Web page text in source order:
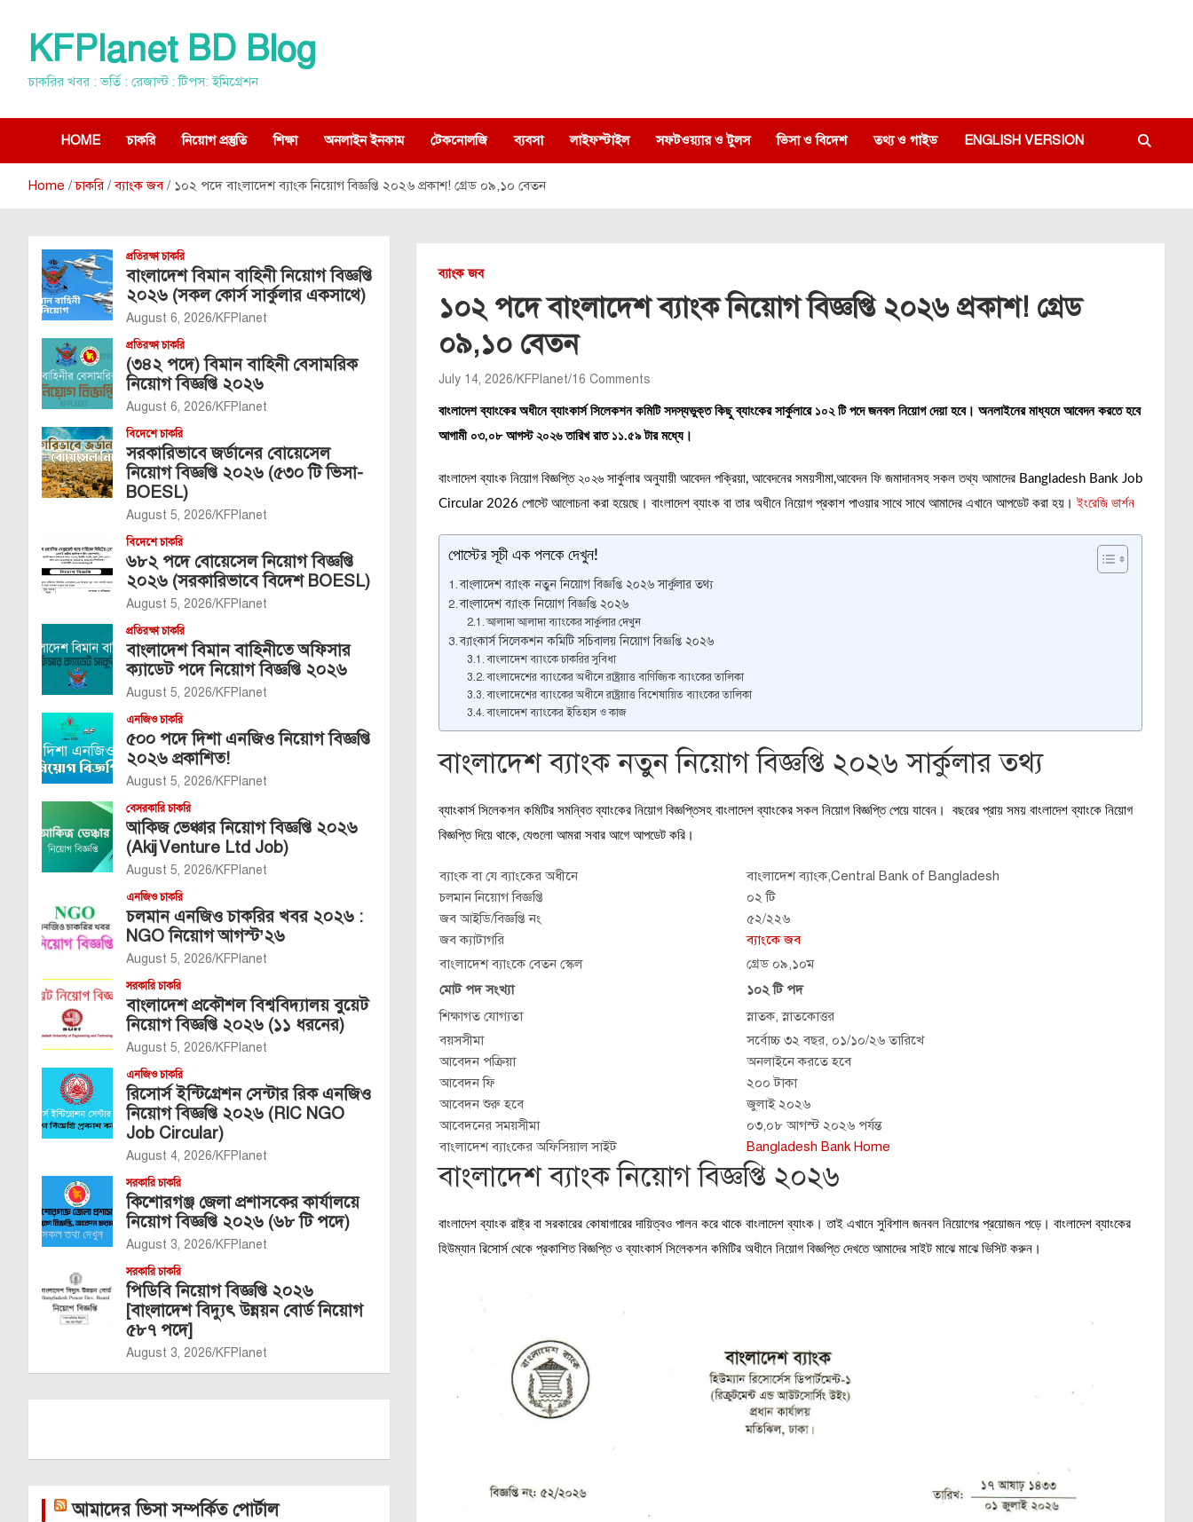
contentKFPlanet BD Blog
চাকরির খবর : ভর্তি : রেজাল্ট : টিপস: ইমিগ্রেশন
HOME চাকরি নিয়োগ প্রস্তুতি শিক্ষা অনলাইন ইনকাম টেকনোলজি ব্যবসা লাইফস্টাইল সফটওয়্যার ও টুলস ভিসা ও বিদেশ তথ্য ও গাইড ENGLISH VERSION
Home চাকরি ব্যাংক জব ১০২ পদে বাংলাদেশ ব্যাংক নিয়োগ বিজ্ঞপ্তি ২০২৬ প্রকাশ! গ্রেড ০৯,১০ বেতন
ব্যাংক জব
১০২ পদে বাংলাদেশ ব্যাংক নিয়োগ বিজ্ঞপ্তি ২০২৬ প্রকাশ! গ্রেড
০৯,১০ বেতন
July 14, 2026 KFPlanet 16 Comments
বাংলাদেশ ব্যাংকের অধীনে ব্যাংকার্স সিলেকশন কমিটি সদস্যভুক্ত কিছু ব্যাংকের সার্কুলারে ১০২ টি পদে জনবল নিয়োগ দেয়া হবে। অনলাইনের মাধ্যমে আবেদন করতে হবে
আগামী ০৩,০৮ আগস্ট ২০২৬তারিখ রাত ১১.৫৯ টার মধ্যে।
বাংলাদেশ ব্যাংক নিয়োগ বিজ্ঞপ্তি ২০২৬ সার্কুলার অনুযায়ী আবেদন পক্রিয়া, আবেদনের সময়সীমা,আবেদন ফি জমাদানসহ সকল তথ্য আমাদের Bangladesh Bank Job
Circular 2026 পোস্টে আলোচনা করা হয়েছে। বাংলাদেশ ব্যাংক বা তার অধীনে নিয়োগ প্রকাশ পাওয়ার সাথে সাথে আমাদের এখানে আপডেট করা হয়। ইংরেজি ভার্শন
পোস্টের সূচী এক পলকে দেখুন!
বাংলাদেশ ব্যাংক নতুন নিয়োগ বিজ্ঞপ্তি ২০২৬ সার্কুলার তথ্য
বাংলাদেশ ব্যাংক নিয়োগ বিজ্ঞপ্তি ২০২৬
আলাদা আলাদা ব্যাংকের সার্কুলার দেখুন
ব্যাংকার্স সিলেকশন কমিটি সচিবালয় নিয়োগ বিজ্ঞপ্তি ২০২৬
বাংলাদেশ ব্যাংকে চাকরির সুবিধা
বাংলাদেশের ব্যাংকের অধীনে রাষ্ট্রয়াত্ত বাণিজ্যিক ব্যাংকের তালিকা
বাংলাদেশের ব্যাংকের অধীনে রাষ্ট্রয়াত্ত বিশেষায়িত ব্যাংকের তালিকা
বাংলাদেশ ব্যাংকের ইতিহাস ও কাজ
বাংলাদেশ ব্যাংক নতুন নিয়োগ বিজ্ঞপ্তি ২০২৬ সার্কুলার তথ্য
ব্যাংকার্স সিলেকশন কমিটির সমন্বিত ব্যাংকের নিয়োগ বিজ্ঞপ্তিসহ বাংলাদেশ ব্যাংকের সকল নিয়োগ বিজ্ঞপ্তি পেয়ে যাবেন। বছরের প্রায় সময় বাংলাদেশ ব্যাংকে নিয়োগ
বিজ্ঞপ্তি দিয়ে থাকে, যেগুলো আমরা সবার আগে আপডেট করি।
ব্যাংক বা যে ব্যাংকের অধীনে
বাংলাদেশ ব্যাংক,Central Bank of Bangladesh
চলমান নিয়োগ বিজ্ঞপ্তি
০২ টি
জব আইডি/বিজ্ঞপ্তি নং
৫২/২২৬
জব ক্যাটাগরি
ব্যাংকে জব
বাংলাদেশ ব্যাংকে বেতন স্কেল
গ্রেড ০৯,১০ম
মোট পদ সংখ্যা
১০২ টি পদ
শিক্ষাগত যোগ্যতা
স্নাতক, স্নাতকোত্তর
বয়সসীমা
সর্বোচ্চ ৩২ বছর, ০১/১০/২৬ তারিখে
আবেদন পক্রিয়া
অনলাইনে করতে হবে
আবেদন ফি
২০০ টাকা
আবেদন শুরু হবে
জুলাই ২০২৬
আবেদনের সময়সীমা
০৩,০৮ আগস্ট ২০২৬ পর্যন্ত
বাংলাদেশ ব্যাংকের অফিসিয়াল সাইট
Bangladesh Bank Home
বাংলাদেশ ব্যাংক নিয়োগ বিজ্ঞপ্তি ২০২৬
বাংলাদেশ ব্যাংক রাষ্ট্র বা সরকারের কোষাগারের দায়িত্বও পালন করে থাকে বাংলাদেশ ব্যাংক। তাই এখানে সুবিশাল জনবল নিয়োগের প্রয়োজন পড়ে। বাংলাদেশ ব্যাংকের
হিউম্যান রিসোর্স থেকে প্রকাশিত বিজ্ঞপ্তি ও ব্যাংকার্স সিলেকশন কমিটির অধীনে নিয়োগ বিজ্ঞপ্তি দেখতে আমাদের সাইট মাঝে মাঝে ভিসিট করুন।
প্রতিরক্ষা চাকরি
বাংলাদেশ বিমান বাহিনী নিয়োগ বিজ্ঞপ্তি
২০২৬ (সকল কোর্স সার্কুলার একসাথে)
August 6, 2026 KFPlanet
প্রতিরক্ষা চাকরি
(৩৪২ পদে) বিমান বাহিনী বেসামরিক
নিয়োগ বিজ্ঞপ্তি ২০২৬
August 6, 2026 KFPlanet
বিদেশে চাকরি
সরকারিভাবে জর্ডানের বোয়েসেল
নিয়োগ বিজ্ঞপ্তি ২০২৬ (৫৩০ টি ভিসা-
BOESL)
August 5, 2026 KFPlanet
বিদেশে চাকরি
৬৮২ পদে বোয়েসেল নিয়োগ বিজ্ঞপ্তি
২০২৬ (সরকারিভাবে বিদেশ BOESL)
August 5, 2026 KFPlanet
প্রতিরক্ষা চাকরি
বাংলাদেশ বিমান বাহিনীতে অফিসার
ক্যাডেট পদে নিয়োগ বিজ্ঞপ্তি ২০২৬
August 5, 2026 KFPlanet
এনজিও চাকরি
৫০০ পদে দিশা এনজিও নিয়োগ বিজ্ঞপ্তি
২০২৬ প্রকাশিত!
August 5, 2026 KFPlanet
বেসরকারি চাকরি
আকিজ ভেঞ্চার নিয়োগ বিজ্ঞপ্তি ২০২৬
(Akij Venture Ltd Job)
August 5, 2026 KFPlanet
এনজিও চাকরি
চলমান এনজিও চাকরির খবর ২০২৬ :
NGO নিয়োগ আগস্ট’২৬
August 5, 2026 KFPlanet
সরকারি চাকরি
বাংলাদেশ প্রকৌশল বিশ্ববিদ্যালয় বুয়েট
নিয়োগ বিজ্ঞপ্তি ২০২৬ (১১ ধরনের)
August 5, 2026 KFPlanet
এনজিও চাকরি
রিসোর্স ইন্টিগ্রেশন সেন্টার রিক এনজিও
নিয়োগ বিজ্ঞপ্তি ২০২৬ (RIC NGO
Job Circular)
August 4, 2026 KFPlanet
সরকারি চাকরি
কিশোরগঞ্জ জেলা প্রশাসকের কার্যালয়ে
নিয়োগ বিজ্ঞপ্তি ২০২৬ (৬৮ টি পদে)
August 3, 2026 KFPlanet
সরকারি চাকরি
পিডিবি নিয়োগ বিজ্ঞপ্তি ২০২৬
[বাংলাদেশ বিদ্যুৎ উন্নয়ন বোর্ড নিয়োগ
৫৮৭ পদে]
August 3, 2026 KFPlanet
আমাদের ভিসা সম্পর্কিত পোর্টাল